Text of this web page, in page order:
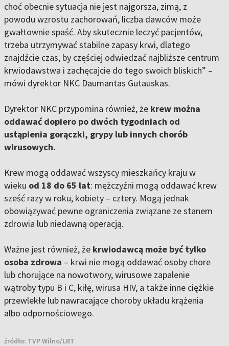
choć obecnie sytuacja nie jest najgorsza, zimą, z
powodu wzrostu zachorowań, liczba dawców może
gwałtownie spaść. Aby skutecznie leczyć pacjentów,
trzeba utrzymywać stabilne zapasy krwi, dlatego
znajdźcie czas, by częściej odwiedzać najbliższe centrum
krwiodawstwa i zachęcajcie do tego swoich bliskich” –
mówi dyrektor NKC Daumantas Gutauskas.
Dyrektor NKC przypomina również, że krew można
oddawać dopiero po dwóch tygodniach od
ustąpienia gorączki, grypy lub innych chorób
wirusowych.
Krew mogą oddawać wszyscy mieszkańcy kraju w
wieku od 18 do 65 lat: mężczyźni mogą oddawać krew
sześć razy w roku, kobiety – cztery. Mogą jednak
obowiązywać pewne ograniczenia związane ze stanem
zdrowia lub niedawną operacją.
Ważne jest również, że krwiodawcą może być tylko
osoba zdrowa – krwi nie mogą oddawać osoby chore
lub chorujące na nowotwory, wirusowe zapalenie
wątroby typu B i C, kiłę, wirusa HIV, a także inne ciężkie
przewlekłe lub nawracające choroby układu krążenia
albo odpornościowego.
źródło: TVP Wilno/LRT